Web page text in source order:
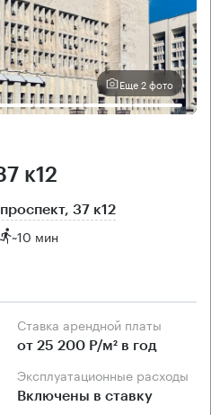
Еще 2 фото
к12
37 к12
~10 мин
Ставка арендной платы
от 25 200 Р/м² в год
Эксплуатационные расходы
Включены в ставку